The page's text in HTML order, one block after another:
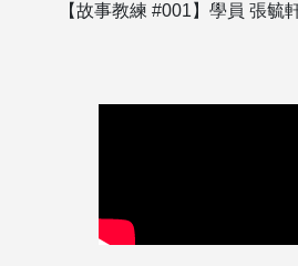
【故事教練 #001】學員 張毓